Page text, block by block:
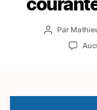
Auteur
l’article
Par